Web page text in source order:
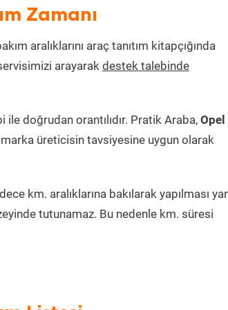
Zamanı
aralıklarını araç tanıtım kitapçığında
arayarak destek talebinde
doğrudan orantılıdır. Pratik Araba, Opel
marka üreticisin tavsiyesine uygun olarak
km. aralıklarına bakılarak yapılması
tutunamaz. Bu nedenle km. süresi